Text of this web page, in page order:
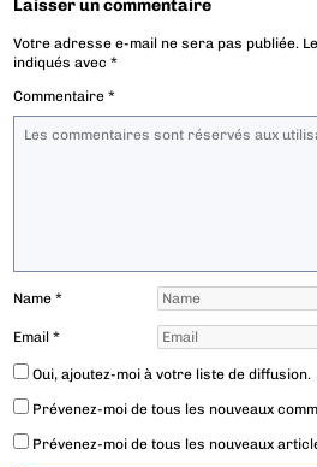
Laisser un commentaire
Votre adresse e-mail ne sera pas publiée.
indiqués avec*
Commentaire*
Name*
Email*
Oui, ajoutez-moi à votre liste de diffusion.
Prévenez-moi de tous les nouveaux
Prévenez-moi de tous les nouveaux